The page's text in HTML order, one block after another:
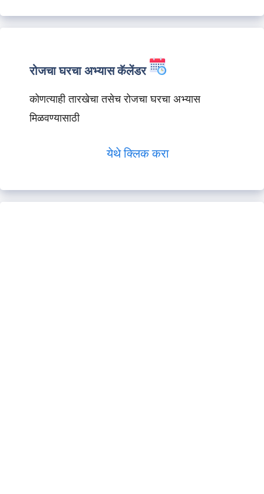
रोजचा घरचा अभ्यास कॅलेंडर
कोणत्याही तारखेचा तसेच रोजचा घरचा अभ्यास
मिळवण्यासाठी
येथे क्लिक करा